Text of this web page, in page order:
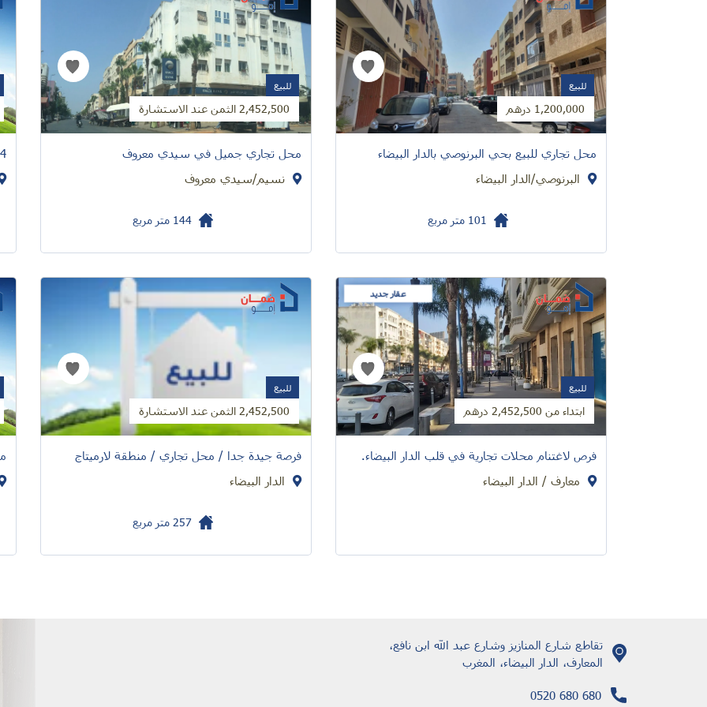
للبيع
1,200,000 درهم
محل تجاري للبيع بحي البرنوصي بالدار البيضاء
البرنوصي/الدار البيضاء
متر مربع
عقار جديد
للبيع
ابتداء من 2,452,500 درهم
فرص لاغتنام محلات تجارية في قلب الدار البيضاء.
معارف / الدار البيضاء
للبيع
2,452,500 الثمن عند الاستشارة
محل تجاري جميل في سيدي معروف
نسيم/سيدي معروف
144 متر مربع
للبيع
2,452,500 الثمن عند الاستشارة
فرصة جيدة جدا / محل تجاري / منطقة لارميتاج
الدار البيضاء
257 متر مربع
4 محلات للبيع تقع في الشلالات/ الدار البيضاء
تقاطع شارع المنازيز وشارع عبد الله ابن نافع،
المعارف، الدار البيضاء، المغرب
0520 680 680